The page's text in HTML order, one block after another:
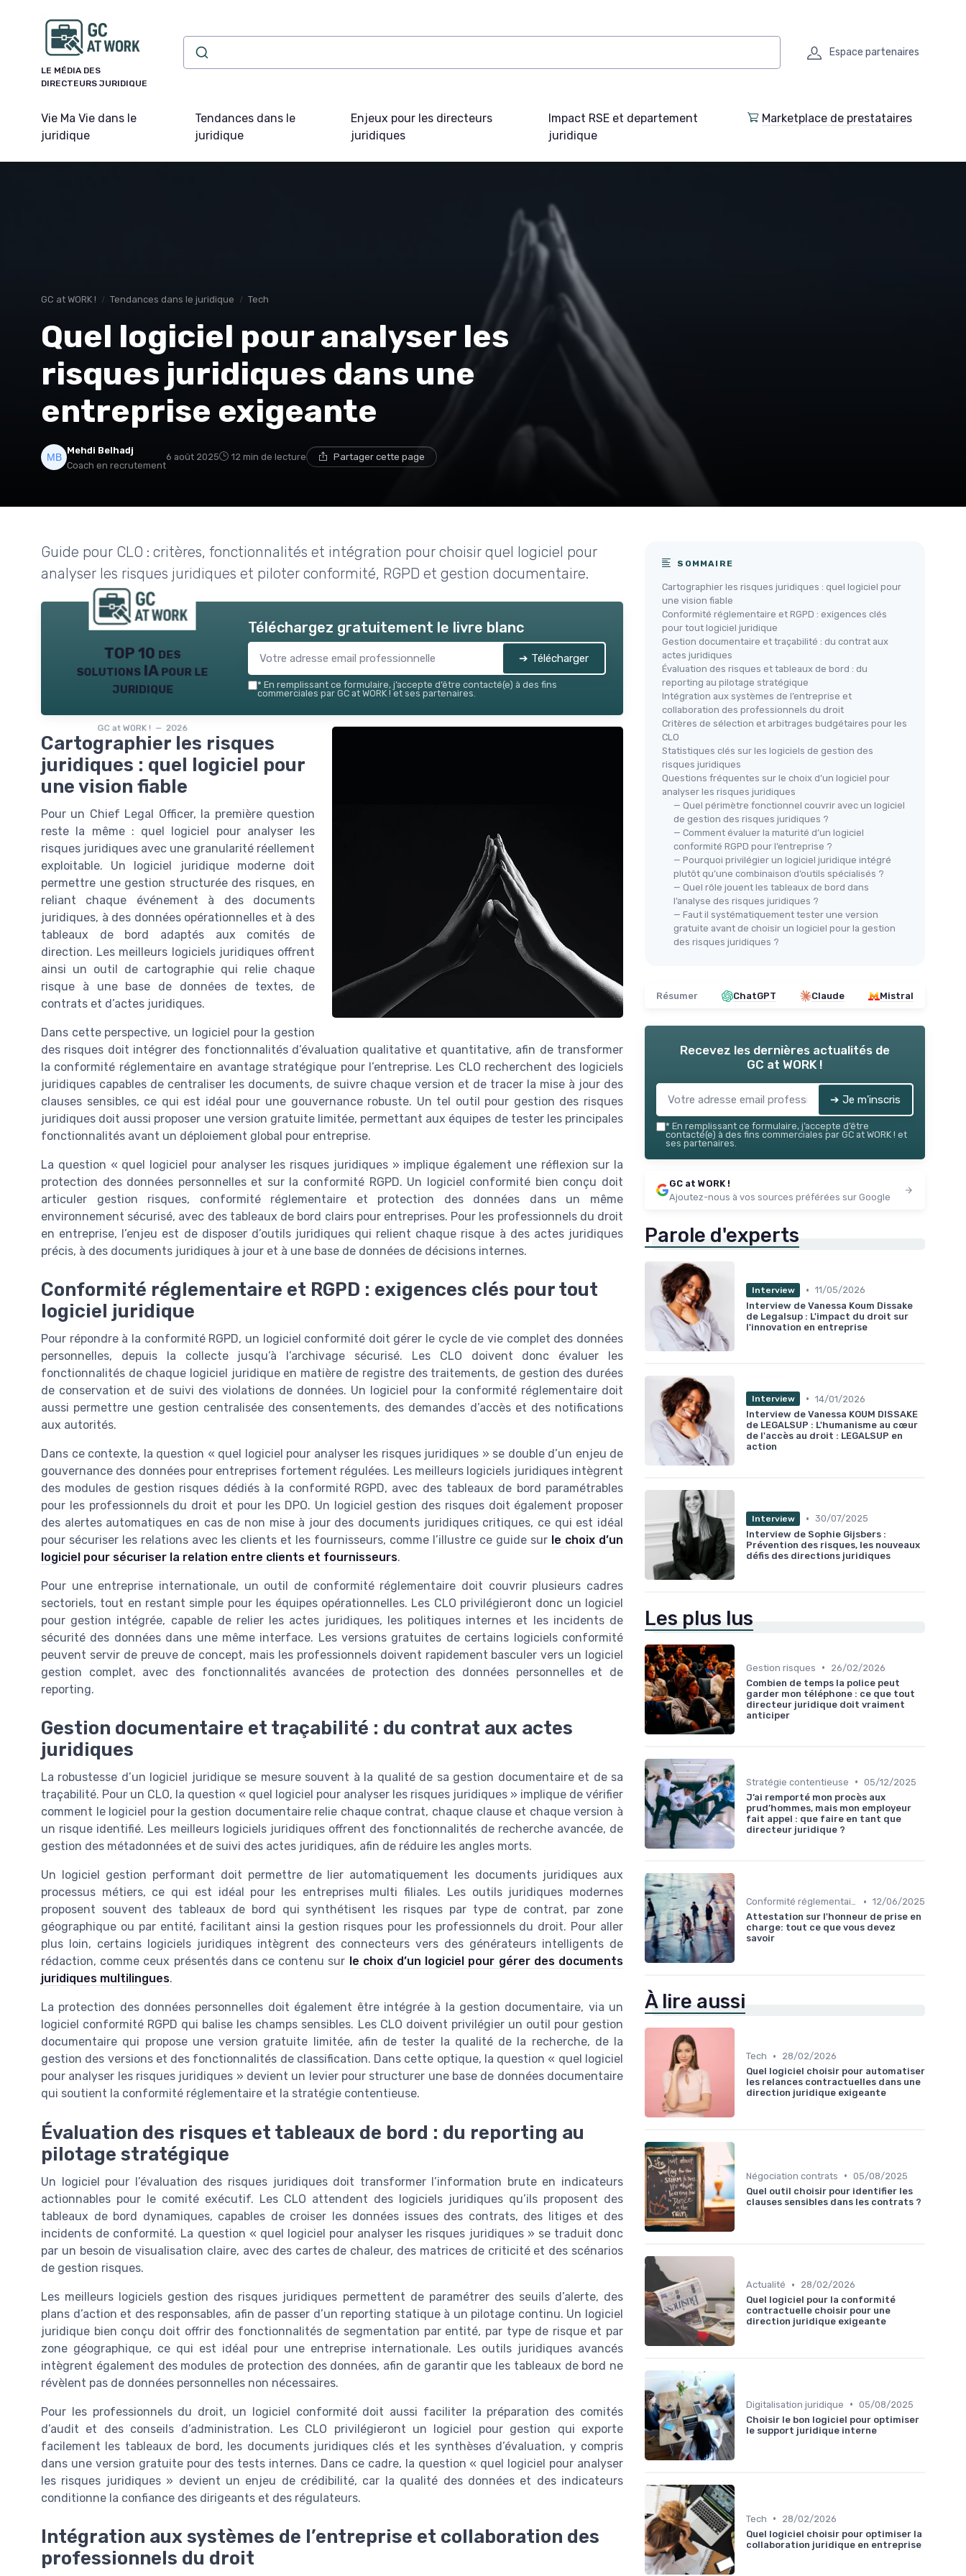
LE MÉDIA DES
DIRECTEURS JURIDIQUE
Espace partenaires
Vie Ma Vie dans le
juridique
Tendances dans le
juridique
Enjeux pour les directeurs
juridiques
Impact RSE et departement
juridique
Marketplace de prestataires
GC at WORK ! Tendances dans le juridique Tech
Quel logiciel pour analyser les
risques juridiques dans une
entreprise exigeante
Mehdi Belhadj
Coach en recrutement
6 août 2025 12 min de lecture Partager cette page
Guide pour CLO : critères, fonctionnalités et intégration pour choisir quel logiciel pour
analyser les risques juridiques et piloter conformité, RGPD et gestion documentaire.
TOP 10 des
solutions IA pour le
juridique
GC at WORK ! — 2026
Téléchargez gratuitement le livre blanc
➔ Télécharger
* En remplissant ce formulaire, j’accepte d’être contacté(e) à des fins
commerciales par GC at WORK ! et ses partenaires.
Cartographier les risques
juridiques : quel logiciel pour
une vision fiable
Pour un Chief Legal Officer, la première question
reste la même : quel logiciel pour analyser les
risques juridiques avec une granularité réellement
exploitable. Un logiciel juridique moderne doit
permettre une gestion structurée des risques, en
reliant chaque événement à des documents
juridiques, à des données opérationnelles et à des
tableaux de bord adaptés aux comités de
direction. Les meilleurs logiciels juridiques offrent
ainsi un outil de cartographie qui relie chaque
risque à une base de données de textes, de
contrats et d’actes juridiques.
Dans cette perspective, un logiciel pour la gestion
des risques doit intégrer des fonctionnalités d’évaluation qualitative et quantitative, afin de transformer
la conformité réglementaire en avantage stratégique pour l’entreprise. Les CLO recherchent des logiciels
juridiques capables de centraliser les documents, de suivre chaque version et de tracer la mise à jour des
clauses sensibles, ce qui est idéal pour une gouvernance robuste. Un tel outil pour gestion des risques
juridiques doit aussi proposer une version gratuite limitée, permettant aux équipes de tester les principales
fonctionnalités avant un déploiement global pour entreprise.
La question « quel logiciel pour analyser les risques juridiques » implique également une réflexion sur la
protection des données personnelles et sur la conformité RGPD. Un logiciel conformité bien conçu doit
articuler gestion risques, conformité réglementaire et protection des données dans un même
environnement sécurisé, avec des tableaux de bord clairs pour entreprises. Pour les professionnels du droit
en entreprise, l’enjeu est de disposer d’outils juridiques qui relient chaque risque à des actes juridiques
précis, à des documents juridiques à jour et à une base de données de décisions internes.
Conformité réglementaire et RGPD : exigences clés pour tout
logiciel juridique
Pour répondre à la conformité RGPD, un logiciel conformité doit gérer le cycle de vie complet des données
personnelles, depuis la collecte jusqu’à l’archivage sécurisé. Les CLO doivent donc évaluer les
fonctionnalités de chaque logiciel juridique en matière de registre des traitements, de gestion des durées
de conservation et de suivi des violations de données. Un logiciel pour la conformité réglementaire doit
aussi permettre une gestion centralisée des consentements, des demandes d’accès et des notifications
aux autorités.
Dans ce contexte, la question « quel logiciel pour analyser les risques juridiques » se double d’un enjeu de
gouvernance des données pour entreprises fortement régulées. Les meilleurs logiciels juridiques intègrent
des modules de gestion risques dédiés à la conformité RGPD, avec des tableaux de bord paramétrables
pour les professionnels du droit et pour les DPO. Un logiciel gestion des risques doit également proposer
des alertes automatiques en cas de non mise à jour des documents juridiques critiques, ce qui est idéal
pour sécuriser les relations avec les clients et les fournisseurs, comme l’illustre ce guide sur le choix d’un
logiciel pour sécuriser la relation entre clients et fournisseurs.
Pour une entreprise internationale, un outil de conformité réglementaire doit couvrir plusieurs cadres
sectoriels, tout en restant simple pour les équipes opérationnelles. Les CLO privilégieront donc un logiciel
pour gestion intégrée, capable de relier les actes juridiques, les politiques internes et les incidents de
sécurité des données dans une même interface. Les versions gratuites de certains logiciels conformité
peuvent servir de preuve de concept, mais les professionnels doivent rapidement basculer vers un logiciel
gestion complet, avec des fonctionnalités avancées de protection des données personnelles et de
reporting.
Gestion documentaire et traçabilité : du contrat aux actes
juridiques
La robustesse d’un logiciel juridique se mesure souvent à la qualité de sa gestion documentaire et de sa
traçabilité. Pour un CLO, la question « quel logiciel pour analyser les risques juridiques » implique de vérifier
comment le logiciel pour la gestion documentaire relie chaque contrat, chaque clause et chaque version à
un risque identifié. Les meilleurs logiciels juridiques offrent des fonctionnalités de recherche avancée, de
gestion des métadonnées et de suivi des actes juridiques, afin de réduire les angles morts.
Un logiciel gestion performant doit permettre de lier automatiquement les documents juridiques aux
processus métiers, ce qui est idéal pour les entreprises multi filiales. Les outils juridiques modernes
proposent souvent des tableaux de bord qui synthétisent les risques par type de contrat, par zone
géographique ou par entité, facilitant ainsi la gestion risques pour les professionnels du droit. Pour aller
plus loin, certains logiciels juridiques intègrent des connecteurs vers des générateurs intelligents de
rédaction, comme ceux présentés dans ce contenu sur le choix d’un logiciel pour gérer des documents
juridiques multilingues.
La protection des données personnelles doit également être intégrée à la gestion documentaire, via un
logiciel conformité RGPD qui balise les champs sensibles. Les CLO doivent privilégier un outil pour gestion
documentaire qui propose une version gratuite limitée, afin de tester la qualité de la recherche, de la
gestion des versions et des fonctionnalités de classification. Dans cette optique, la question « quel logiciel
pour analyser les risques juridiques » devient un levier pour structurer une base de données documentaire
qui soutient la conformité réglementaire et la stratégie contentieuse.
Évaluation des risques et tableaux de bord : du reporting au
pilotage stratégique
Un logiciel pour l’évaluation des risques juridiques doit transformer l’information brute en indicateurs
actionnables pour le comité exécutif. Les CLO attendent des logiciels juridiques qu’ils proposent des
tableaux de bord dynamiques, capables de croiser les données issues des contrats, des litiges et des
incidents de conformité. La question « quel logiciel pour analyser les risques juridiques » se traduit donc
par un besoin de visualisation claire, avec des cartes de chaleur, des matrices de criticité et des scénarios
de gestion risques.
Les meilleurs logiciels gestion des risques juridiques permettent de paramétrer des seuils d’alerte, des
plans d’action et des responsables, afin de passer d’un reporting statique à un pilotage continu. Un logiciel
juridique bien conçu doit offrir des fonctionnalités de segmentation par entité, par type de risque et par
zone géographique, ce qui est idéal pour une entreprise internationale. Les outils juridiques avancés
intègrent également des modules de protection des données, afin de garantir que les tableaux de bord ne
révèlent pas de données personnelles non nécessaires.
Pour les professionnels du droit, un logiciel conformité doit aussi faciliter la préparation des comités
d’audit et des conseils d’administration. Les CLO privilégieront un logiciel pour gestion qui exporte
facilement les tableaux de bord, les documents juridiques clés et les synthèses d’évaluation, y compris
dans une version gratuite pour des tests internes. Dans ce cadre, la question « quel logiciel pour analyser
les risques juridiques » devient un enjeu de crédibilité, car la qualité des données et des indicateurs
conditionne la confiance des dirigeants et des régulateurs.
Intégration aux systèmes de l’entreprise et collaboration des
professionnels du droit
SOMMAIRE
Cartographier les risques juridiques : quel logiciel pour
une vision fiable
Conformité réglementaire et RGPD : exigences clés
pour tout logiciel juridique
Gestion documentaire et traçabilité : du contrat aux
actes juridiques
Évaluation des risques et tableaux de bord : du
reporting au pilotage stratégique
Intégration aux systèmes de l’entreprise et
collaboration des professionnels du droit
Critères de sélection et arbitrages budgétaires pour les
CLO
Statistiques clés sur les logiciels de gestion des
risques juridiques
Questions fréquentes sur le choix d’un logiciel pour
analyser les risques juridiques
— Quel périmètre fonctionnel couvrir avec un logiciel
de gestion des risques juridiques ?
— Comment évaluer la maturité d’un logiciel
conformité RGPD pour l’entreprise ?
— Pourquoi privilégier un logiciel juridique intégré
plutôt qu’une combinaison d’outils spécialisés ?
— Quel rôle jouent les tableaux de bord dans
l’analyse des risques juridiques ?
— Faut il systématiquement tester une version
gratuite avant de choisir un logiciel pour la gestion
des risques juridiques ?
Résumer ChatGPT Claude Mistral
Recevez les dernières actualités de
GC at WORK !
➔ Je m'inscris
* En remplissant ce formulaire, j’accepte d’être
contacté(e) à des fins commerciales par GC at WORK ! et
ses partenaires.
GC at WORK !
Ajoutez-nous à vos sources préférées sur Google
Parole d'experts
Interview • 11/05/2026
Interview de Vanessa Koum Dissake
de Legalsup : L'impact du droit sur
l'innovation en entreprise
Interview • 14/01/2026
Interview de Vanessa KOUM DISSAKE
de LEGALSUP : L'humanisme au cœur
de l'accès au droit : LEGALSUP en
action
Interview • 30/07/2025
Interview de Sophie Gijsbers :
Prévention des risques, les nouveaux
défis des directions juridiques
Les plus lus
Gestion risques •
26/02/2026
Combien de temps la police peut
garder mon téléphone : ce que tout
directeur juridique doit vraiment
anticiper
Stratégie contentieuse • 05/12/2025
J’ai remporté mon procès aux
prud’hommes, mais mon employeur
fait appel : que faire en tant que
directeur juridique ?
Conformité réglementaire • 12/06/2025
Attestation sur l'honneur de prise en
charge: tout ce que vous devez
savoir
À lire aussi
Tech •
28/02/2026
Quel logiciel choisir pour automatiser
les relances contractuelles dans une
direction juridique exigeante
Négociation contrats • 05/08/2025
Quel outil choisir pour identifier les
clauses sensibles dans les contrats ?
Actualité •
28/02/2026
Quel logiciel pour la conformité
contractuelle choisir pour une
direction juridique exigeante
Digitalisation juridique • 05/08/2025
Choisir le bon logiciel pour optimiser
le support juridique interne
Tech •
28/02/2026
Quel logiciel choisir pour optimiser la
collaboration juridique en entreprise